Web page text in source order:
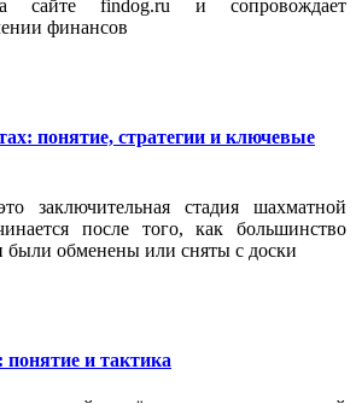
сайте findog.ru и сопровождает
финансов
понятие, стратегии и ключевые
заключительная стадия шахматной
после того, как большинство
были обменены или сняты с доски
и тактика